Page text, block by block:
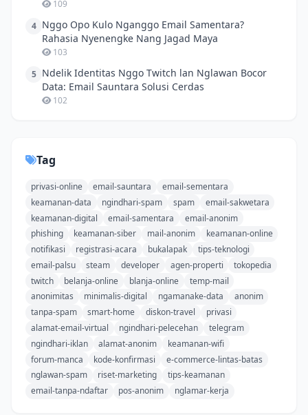
109
4 Nggo Opo Kulo Nganggo Email Samentara?
Rahasia Nyenengke Nang Jagad Maya
103
5 Ndelik Identitas Nggo Twitch lan Nglawan Bocor
Data: Email Sauntara Solusi Cerdas
102
Tag
privasi-online email-sauntara
email-sementara
keamanan-data
ngindhari-spam spam
email-sakwetara
keamanan-digital
email-samentara
email-anonim
phishing
keamanan-siber mail-anonim
keamanan-online
notifikasi
registrasi-acara bukalapak
tips-teknologi
email-palsu
steam developer agen-properti
tokopedia
twitch
belanja-online blanja-online
temp-mail
anonimitas
minimalis-digital ngamanake-data
anonim
tanpa-spam
smart-home diskon-travel
privasi
alamat-email-virtual
ngindhari-pelecehan
telegram
ngindhari-iklan
alamat-anonim
keamanan-wifi
forum-manca
kode-konfirmasi
e-commerce-lintas-batas
nglawan-spam
riset-marketing
tips-keamanan
email-tanpa-ndaftar
pos-anonim nglamar-kerja